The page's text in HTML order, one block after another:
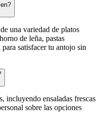
una variedad de platos
de leña, pastas
satisfacer tu antojo sin
incluyendo ensaladas frescas
sobre las opciones